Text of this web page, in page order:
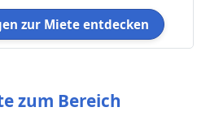
zur Miete entdecken
zum Bereich